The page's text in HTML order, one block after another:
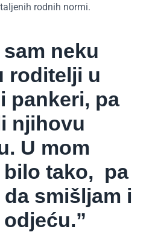
rodnih normi.
neku
roditelji u
pankeri, pa
njihovu
U mom
tako, pa
smišljam i